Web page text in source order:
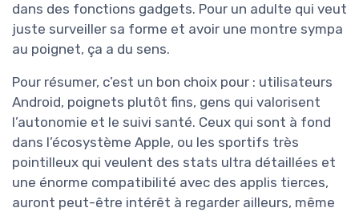
dans des fonctions gadgets. Pour un adulte qui veut
juste surveiller sa forme et avoir une montre sympa
au poignet, ça a du sens.
Pour résumer, c’est un bon choix pour : utilisateurs
Android, poignets plutôt fins, gens qui valorisent
l’autonomie et le suivi santé. Ceux qui sont à fond
dans l’écosystème Apple, ou les sportifs très
pointilleux qui veulent des stats ultra détaillées et
une énorme compatibilité avec des applis tierces,
auront peut-être intérêt à regarder ailleurs, même